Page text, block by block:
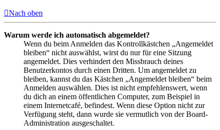
Nach oben
Warum werde ich automatisch abgemeldet?
Wenn du beim Anmelden das Kontrollkästchen „Angemeldet
bleiben“ nicht auswählst, wirst du nur für eine Sitzung
angemeldet. Dies verhindert den Missbrauch deines
Benutzerkontos durch einen Dritten. Um angemeldet zu
bleiben, kannst du das Kästchen „Angemeldet bleiben“ beim
Anmelden auswählen. Dies ist nicht empfehlenswert, wenn
du dich an einem öffentlichen Computer, zum Beispiel in
einem Internetcafé, befindest. Wenn diese Option nicht zur
Verfügung steht, dann wurde sie vermutlich von der Board-
Administration ausgeschaltet.